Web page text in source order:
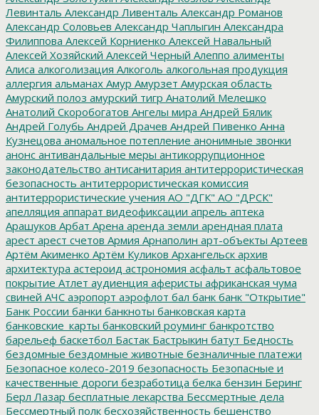
Левинталь Александр Ливенталь Александр Романов
Александр Соловьев Александр Чаплыгин Александра
Филиппова Алексей Корниенко Алексей Навальный
Алексей Хозяйский Алексей Черный Алеппо алименты
Алиса алкоголизация Алкоголь алкогольная продукция
аллергия альманах Амур Амурзет Амурская область
Амурский полоз амурский тигр Анатолий Мелешко
Анатолий Скоробогатов Ангелы мира Андрей Бялик
Андрей Голубь Андрей Драчев Андрей Пивенко Анна
Кузнецова аномальное потепление анонимные звонки
анонс антивандальные меры антикоррупционное
законодательство антисанитария антитеррористическая
безопасность антитеррористическая комиссия
антитеррористические учения АО "ДГК" АО "ДРСК"
апелляция аппарат видеофиксации апрель аптека
Арашуков Арбат Арена аренда земли арендная плата
арест арест счетов Армия Арнаполин арт-объекты Артеев
Артём Акименко Артём Куликов Архангельск архив
архитектура астероид астрономия асфальт асфальтовое
покрытие Атлет аудиенция аферисты африканская чума
свиней АЧС аэропорт аэрофлот бал банк банк "Открытие"
Банк России банки банкноты банковская карта
банковские_карты банковский роуминг банкротство
барельеф баскетбол Бастак Бастрыкин батут Бедность
бездомные бездомные животные безналичные платежи
Безопасное колесо-2019 безопасность Безопасные и
качественные дороги безработица белка бензин Беринг
Берл Лазар бесплатные лекарства Бессмертные дела
Бессмертный полк бесхозяйственность бешенство